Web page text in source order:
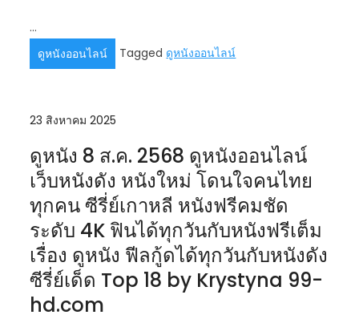
…
ดูหนังออนไลน์
Tagged ดูหนังออนไลน์
23 สิงหาคม 2025
ดูหนัง 8 ส.ค. 2568 ดูหนังออนไลน์
เว็บหนังดัง หนังใหม่ โดนใจคนไทย
ทุกคน ซีรี่ย์เกาหลี หนังฟรีคมชัด
ระดับ 4K ฟินได้ทุกวันกับหนังฟรีเต็ม
เรื่อง ดูหนัง ฟีลกู้ดได้ทุกวันกับหนังดัง
ซีรี่ย์เด็ด Top 18 by Krystyna 99-
hd.com